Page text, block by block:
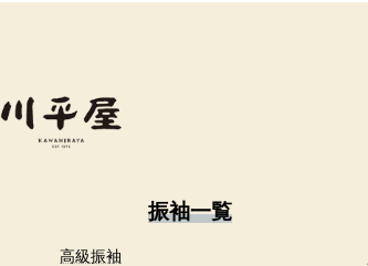
振袖一覧
高級振袖